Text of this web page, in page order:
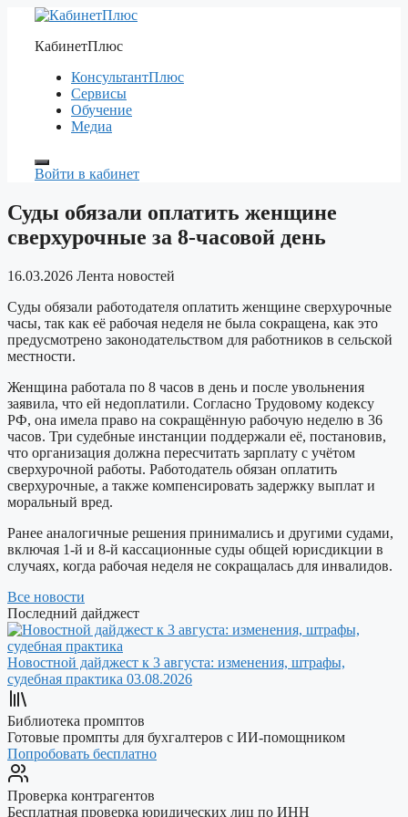
Перейти
содержимому
КабинетПлюс
КонсультантПлюс
Сервисы
Обучение
Медиа
Войти в кабинет
Суды обязали оплатить женщине
сверхурочные за 8-часовой день
16.03.2026 Лента новостей
Суды обязали работодателя оплатить женщине сверхурочные
часы, так как её рабочая неделя не была сокращена, как это
предусмотрено законодательством для работников в сельской
местности.
Женщина работала по 8 часов в день и после увольнения
заявила, что ей недоплатили. Согласно Трудовому кодексу
РФ, она имела право на сокращённую рабочую неделю в 36
часов. Три судебные инстанции поддержали её, постановив,
что организация должна пересчитать зарплату с учётом
сверхурочной работы. Работодатель обязан оплатить
сверхурочные, а также компенсировать задержку выплат и
моральный вред.
Ранее аналогичные решения принимались и другими судами,
включая 1-й и 8-й кассационные суды общей юрисдикции в
случаях, когда рабочая неделя не сокращалась для инвалидов.
Все новости
Последний дайджест
Новостной дайджест к 3 августа: изменения, штрафы,
судебная практика 03.08.2026
Библиотека промптов
Готовые промпты для бухгалтеров с ИИ-помощником
Попробовать бесплатно
Проверка контрагентов
Бесплатная проверка юридических лиц по ИНН